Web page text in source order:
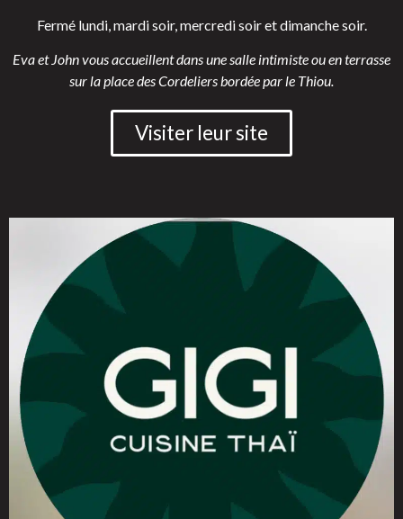
Fermé lundi, mardi soir, mercredi soir et dimanche soir.
Eva et John vous accueillent dans une salle intimiste ou en terrasse
sur la place des Cordeliers bordée par le Thiou.
Visiter leur site